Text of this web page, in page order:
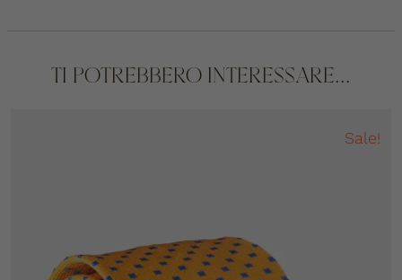
TI POTREBBERO INTERESSARE...
Sale!